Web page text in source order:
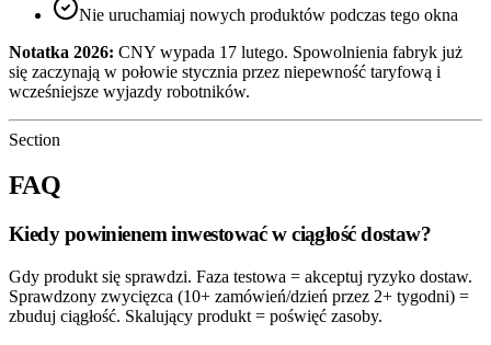
Nie uruchamiaj nowych produktów podczas tego okna
Notatka 2026: CNY wypada 17 lutego. Spowolnienia fabryk już
się zaczynają w połowie stycznia przez niepewność taryfową i
wcześniejsze wyjazdy robotników.
Section
FAQ
Kiedy powinienem inwestować w ciągłość dostaw?
Gdy produkt się sprawdzi. Faza testowa = akceptuj ryzyko dostaw.
Sprawdzony zwycięzca (10+ zamówień/dzień przez 2+ tygodni) =
zbuduj ciągłość. Skalujący produkt = poświęć zasoby.